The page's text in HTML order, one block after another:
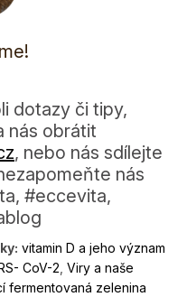
dotazy či tipy,
nás obrátit
, nebo nás sdílejte
nás
#eccevita,
vitamin D a jeho význam
CoV-2 Viry a naše
fermentovaná zelenina